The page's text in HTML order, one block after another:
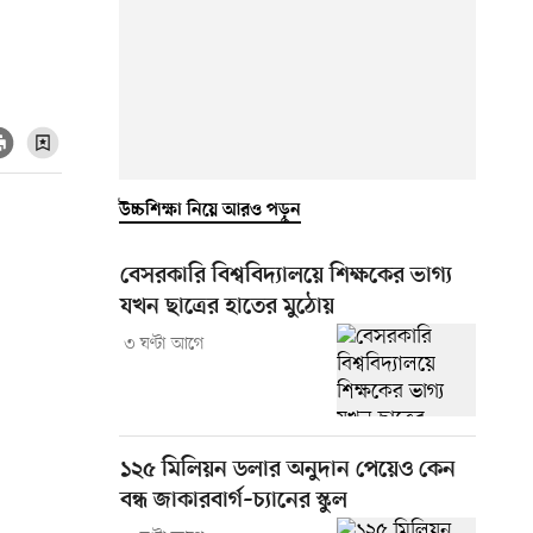
উচ্চশিক্ষা নিয়ে আরও পড়ুন
বেসরকারি বিশ্ববিদ্যালয়ে শিক্ষকের ভাগ্য
যখন ছাত্রের হাতের মুঠোয়
৩ ঘণ্টা আগে
১২৫ মিলিয়ন ডলার অনুদান পেয়েও কেন
বন্ধ জাকারবার্গ–চ্যানের স্কুল